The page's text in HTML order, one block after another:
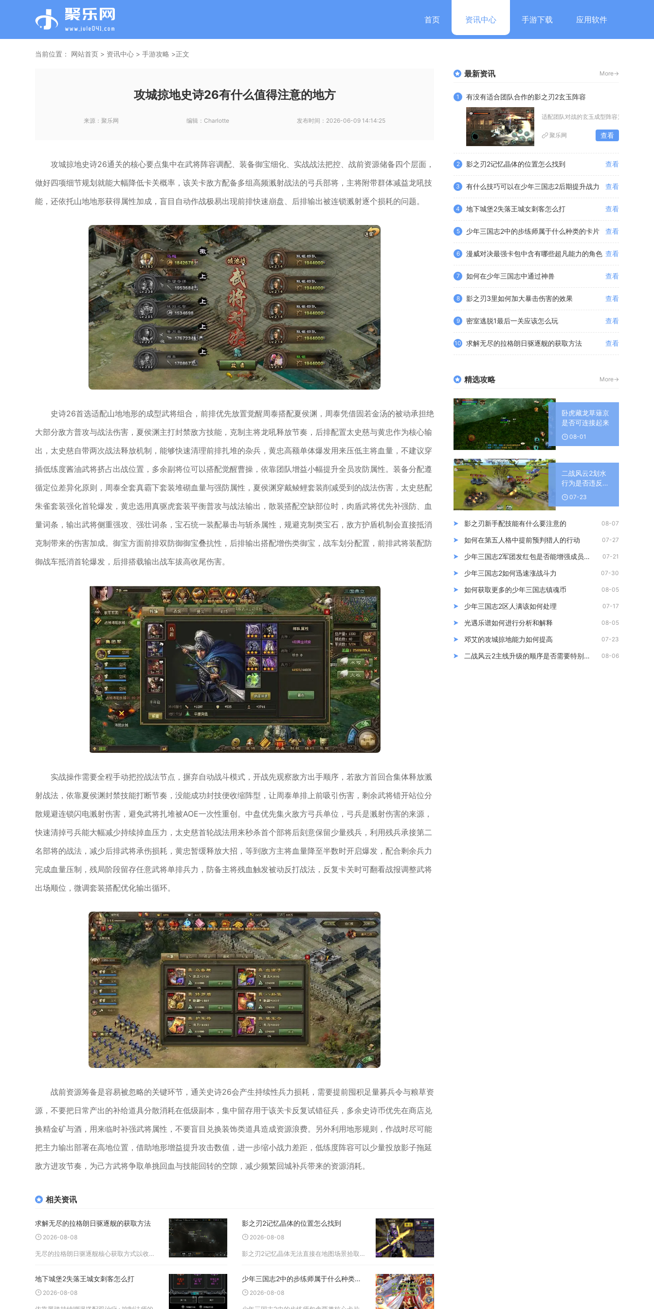
首页 资讯中心 手游下载 应用软件
当前位置： 网站首页 > 资讯中心 > 手游攻略 >正文
攻城掠地史诗26有什么值得注意的地方
来源： 聚乐网 编辑： Charlotte 发布时间： 2026-06-09 14:14:25
攻城掠地史诗26通关的核心要点集中在武将阵容调配、装备御宝细化、实战战法把控、战前资源储备四个层面，
做好四项细节规划就能大幅降低卡关概率，该关卡敌方配备多组高频溅射战法的弓兵部将，主将附带群体减益龙吼技
能，还依托山地地形获得属性加成，盲目自动作战极易出现前排快速崩盘、后排输出被连锁溅射逐个损耗的问题。
史诗26首选适配山地地形的成型武将组合，前排优先放置觉醒周泰搭配夏侯渊，周泰凭借固若金汤的被动承担绝
大部分敌方普攻与战法伤害，夏侯渊主打封禁敌方技能，克制主将龙吼释放节奏，后排配置太史慈与黄忠作为核心输
出，太史慈自带两次战法释放机制，能够快速清理前排扎堆的杂兵，黄忠高额单体爆发用来压低主将血量，不建议穿
插低练度酱油武将挤占出战位置，多余副将位可以搭配觉醒曹操，依靠团队增益小幅提升全员攻防属性。装备分配遵
循定位差异化原则，周泰全套真霸下套装堆砌血量与强防属性，夏侯渊穿戴鲮鲤套装削减受到的战法伤害，太史慈配
朱雀套装强化首轮爆发，黄忠选用真驱虎套装平衡普攻与战法输出，散装搭配空缺部位时，肉盾武将优先补强防、血
量词条，输出武将侧重强攻、强壮词条，宝石统一装配暴击与斩杀属性，规避克制类宝石，敌方护盾机制会直接抵消
克制带来的伤害加成。御宝方面前排双防御御宝叠抗性，后排输出搭配增伤类御宝，战车划分配置，前排武将装配防
御战车抵消首轮爆发，后排搭载输出战车拔高收尾伤害。
实战操作需要全程手动把控战法节点，摒弃自动战斗模式，开战先观察敌方出手顺序，若敌方首回合集体释放溅
射战法，依靠夏侯渊封禁技能打断节奏，没能成功封技便收缩阵型，让周泰单排上前吸引伤害，剩余武将错开站位分
散规避连锁闪电溅射伤害，避免武将扎堆被AOE一次性重创。中盘优先集火敌方弓兵单位，弓兵是溅射伤害的来源，
快速清掉弓兵能大幅减少持续掉血压力，太史慈首轮战法用来秒杀首个部将后刻意保留少量残兵，利用残兵承接第二
名部将的战法，减少后排武将承伤损耗，黄忠暂缓释放大招，等到敌方主将血量降至半数时开启爆发，配合剩余兵力
完成血量压制，残局阶段留存任意武将单排兵力，防备主将残血触发被动反打战法，反复卡关时可翻看战报调整武将
出场顺位，微调套装搭配优化输出循环。
战前资源筹备是容易被忽略的关键环节，通关史诗26会产生持续性兵力损耗，需要提前囤积足量募兵令与粮草资
源，不要把日常产出的补给道具分散消耗在低级副本，集中留存用于该关卡反复试错征兵，多余史诗币优先在商店兑
换精金矿与酒，用来临时补强武将属性，不要盲目兑换装饰类道具造成资源浪费。另外利用地形规则，作战时尽可能
把主力输出部署在高地位置，借助地形增益提升攻击数值，进一步缩小战力差距，低练度阵容可以少量投放影子拖延
敌方进攻节奏，为己方武将争取单挑回血与技能回转的空隙，减少频繁回城补兵带来的资源消耗。
相关资讯
求解无尽的拉格朗日驱逐舰的获取方法
2026-08-08
无尽的拉格朗日驱逐舰核心获取方式以收集永久舰船蓝图为主，搭配星系协议限时奖励、档案定向研究、未央资助计划奖励以及部分特殊活动兑换，拥有蓝图之后消耗资源就能持续建造驱逐舰，临时舰船奖励无法长期生产，不能作为稳定获
影之刃2记忆晶体的位置怎么找到
2026-08-08
影之刃2记忆晶体无法直接在地图场景拾取，主要依靠副本掉落碎片合成、悬赏任务奖励、试炼挑战以及商店刷新获取，稳定刷取点位集中在昼夜空间副本、高阶悬赏关卡与无尽试炼模式。记忆晶体是角色技能共鸣、战技进阶不可或缺的核
地下城堡2失落王城女刺客怎么打
2026-08-08
少年三国志2中的步练师属于什么种类的卡片
2026-08-08
最新资讯 More->
1 有没有适合团队合作的影之刃2玄玉阵容
适配团队对战的玄玉成型阵容为玄玉+剑
聚乐网 查看
2 影之刃2记忆晶体的位置怎么找到 查看
3 有什么技巧可以在少年三国志2后期提升战力 查看
4 地下城堡2失落王城女刺客怎么打 查看
5 少年三国志2中的步练师属于什么种类的卡片 查看
6 漫威对决最强卡包中含有哪些超凡能力的角色 查看
7 如何在少年三国志中通过神兽 查看
8 影之刃3里如何加大暴击伤害的效果 查看
9 密室逃脱1最后一关应该怎么玩 查看
10 求解无尽的拉格朗日驱逐舰的获取方法 查看
精选攻略 More->
卧虎藏龙草薙京
是否可连接起来
08-01
二战风云2划水
行为是否违反游
戏规定
07-23
影之刃新手配技能有什么要注意的 08-07
如何在第五人格中提前预判猎人的行动 07-27
少年三国志2军团发红包是否能增强成员对游戏的热情 07-21
少年三国志2如何迅速涨战斗力 07-30
如何获取更多的少年三国志镇魂币 08-05
少年三国志2区人满该如何处理 07-17
光遇乐谱如何进行分析和解释 08-05
邓艾的攻城掠地能力如何提高 07-23
二战风云2主线升级的顺序是否需要特别注意 08-06